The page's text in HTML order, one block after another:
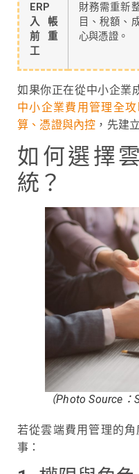
ERP
入帳
前重
工
財務需重新
目、稅額、
心與憑證。
如果你正在從中小企業
中小企業費用管理全
算、憑證與內控 ，先建
如何選擇
統？
（Photo Source：
若從雲端費用管理的
事：